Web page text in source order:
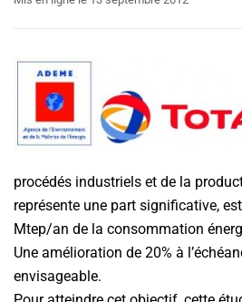
procédés industriels et de la
représente une part significative,
Mtep/an de la consommation
Une amélioration de 20% à
envisageable.